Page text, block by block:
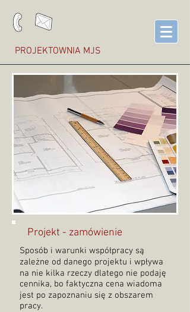
PROJEKTOWNIA MJS
Projekt - zamówienie
Sposób i warunki współpracy są
zależne od danego projektu i wpływa
na nie kilka rzeczy dlatego nie podaję
cennika, bo faktyczna cena wiadoma
jest po zapoznaniu się z obszarem
pracy.